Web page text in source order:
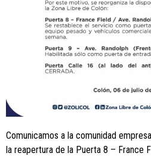
Comunicamos a la comunidad
la reapertura de la Puerta 8 – France